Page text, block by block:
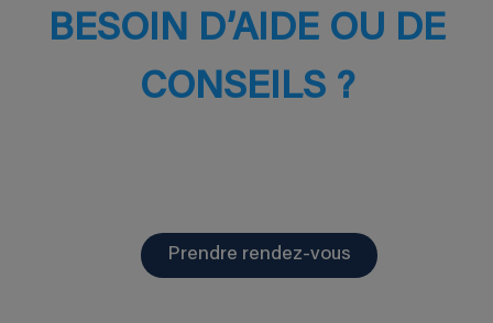
BESOIN D’AIDE OU DE
CONSEILS ?
Prendre rendez-vous